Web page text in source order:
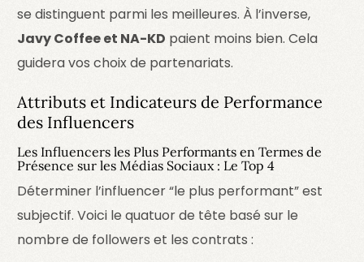
se distinguent parmi les meilleures. À l’inverse,
Javy Coffee et NA-KD paient moins bien. Cela
guidera vos choix de partenariats.
Attributs et Indicateurs de Performance
des Influencers
Les Influencers les Plus Performants en Termes de
Présence sur les Médias Sociaux : Le Top 4
Déterminer l’influencer “le plus performant” est
subjectif. Voici le quatuor de tête basé sur le
nombre de followers et les contrats :